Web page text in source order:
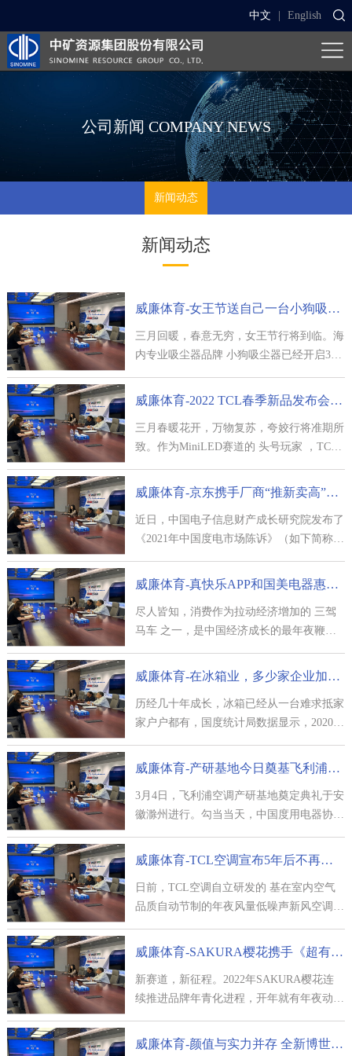
中文 English
公司新闻 COMPANY NEWS
新闻动态
新闻动态
威廉体育-女王节送自己一台小狗吸尘器减轻家务负担享受精致生活
三月回暖，春意无穷，女王节行将到临。海
内专业吸尘器品牌 小狗吸尘器已经开启3 8
威廉体育-2022 TCL春季新品发布会召开在即新品将成为行业音画标杆
三月春暖花开，万物复苏，夸姣行将准期所
致。作为MiniLED赛道的 头号玩家 ，TCL
威廉体育-京东携手厂商“推新卖高”共促消费升级
近日，中国电子信息财产成长研究院发布了
《2021年中国度电市场陈诉》（如下简称陈
威廉体育-真快乐APP和国美电器惠民消费月满载惊喜而来
尽人皆知，消费作为拉动经济增加的 三驾
马车 之一，是中国经济成长的最年夜鞭策
威廉体育-在冰箱业，多少家企业加起来才能超过海尔
历经几十年成长，冰箱已经从一台难求抵家
家户户都有，国度统计局数据显示，2020年
威廉体育-产研基地今日奠基飞利浦空调按下发展加速键
3月4日，飞利浦空调产研基地奠定典礼于安
徽滁州进行。勾当当天，中国度用电器协会
威廉体育-TCL空调宣布5年后不再生产非新风空调
日前，TCL空调自立研发的 基在室内空气
品质自动节制的年夜风量低噪声新风空调要
威廉体育-SAKURA樱花携手《超有趣滑雪大会》玩转冬奥
新赛道，新征程。2022年SAKURA樱花连
续推进品牌年青化进程，开年就有年夜动
威廉体育-颜值与实力并存 全新博世·6系净漾系列硬核守护高品质健康潮流生活